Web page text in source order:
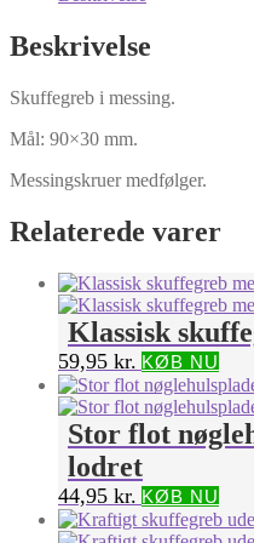
Beskrivelse
Skuffegreb i messing.
Mål: 90×30 mm.
Messingskruer medfølger.
Relaterede varer
Klassisk
59,95 kr. KØB NU
Stor flot
lodret
44,95 kr. KØB NU